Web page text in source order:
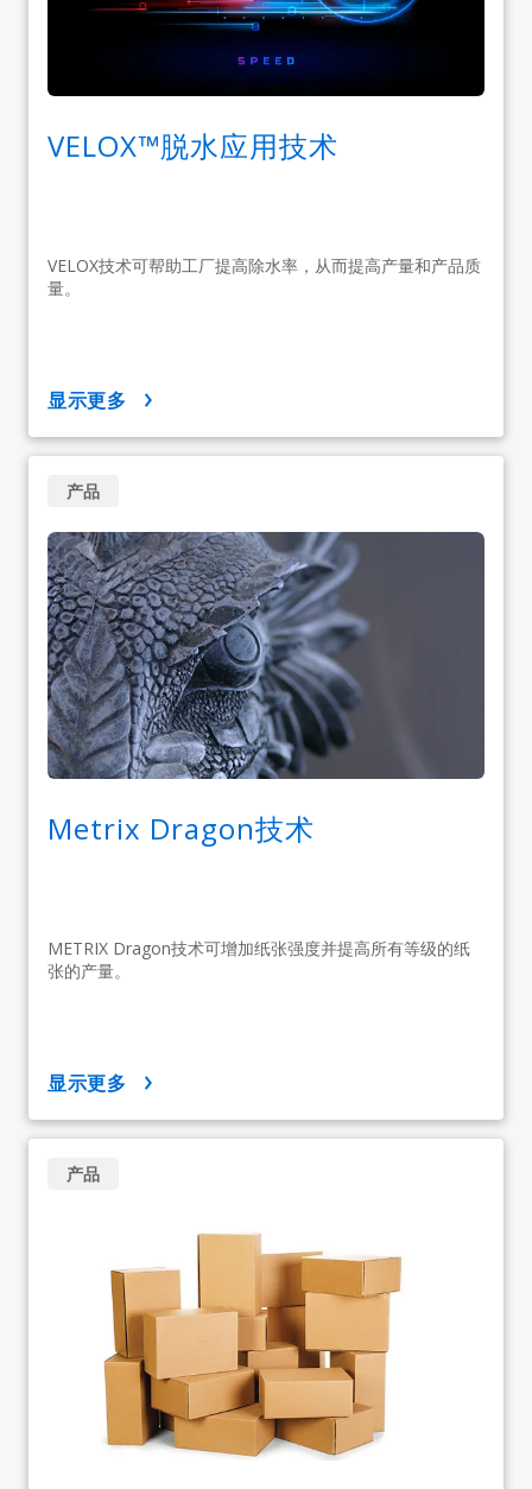
VELOX™脱水应用技术
VELOX技术可帮助工厂提高除水率，从而提高产量和产品质
量。
显示更多
Metrix Dragon技术
METRIX Dragon技术可增加纸张强度并提高所有等级的纸
张的产量。
产品
显示更多
产品